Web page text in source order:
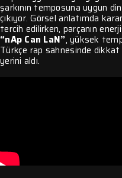
şarkının temposuna uygun
çıkıyor. Görsel anlatımda
tercih edilirken, parçanın
“nAp Can LaN”, yüksek
Türkçe rap sahnesinde dikkat
yerini aldı.